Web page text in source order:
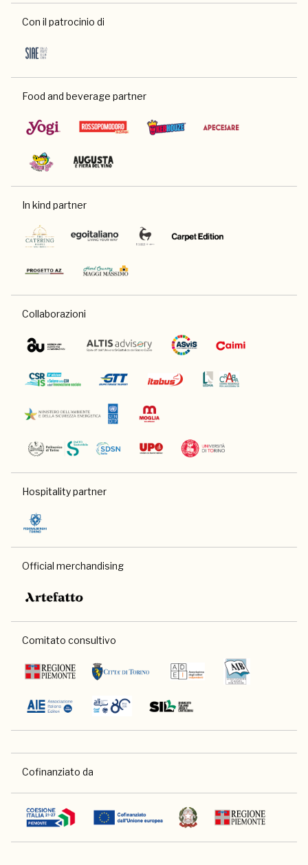
Con il patrocinio di
Food and beverage partner
In kind partner
Collaborazioni
Hospitality partner
Official merchandising
Comitato consultivo
Cofinanziato da